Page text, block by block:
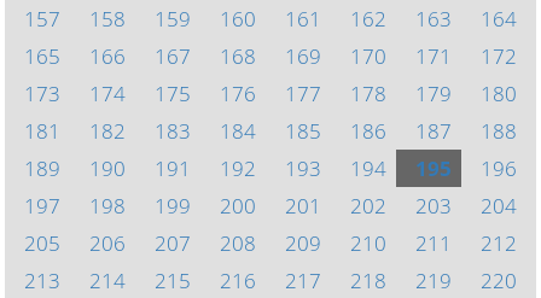
157
158 159 160 161 162 163
164
165
166 167 168 169 170 171
172
173
174 175 176 177 178 179
180
181
182 183 184 185 186 187
188
189
190 191 192 193 194 195
196
197
198 199 200 201 202 203
204
205
206 207 208 209 210 211
212
213
214 215 216 217 218 219
220